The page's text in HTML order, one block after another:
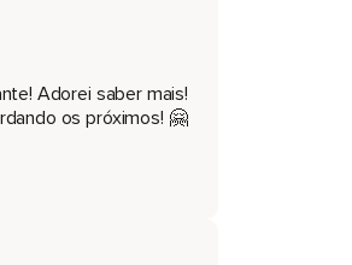
Adorei saber mais!
os próximos! 🤗